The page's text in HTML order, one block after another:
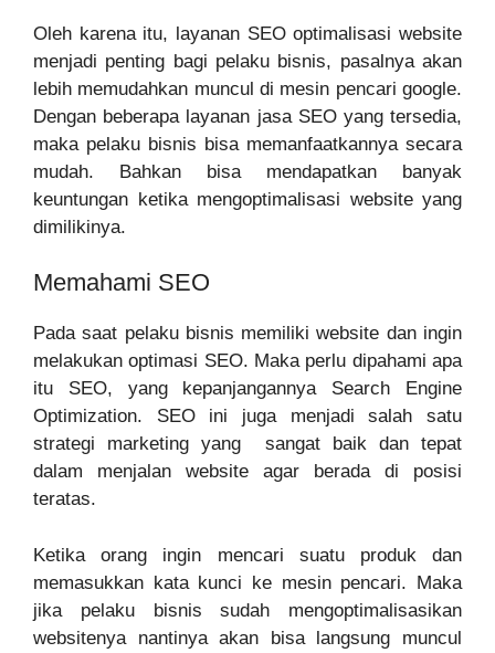
Oleh karena itu, layanan SEO optimalisasi website
menjadi penting bagi pelaku bisnis, pasalnya akan
lebih memudahkan muncul di mesin pencari google.
Dengan beberapa layanan jasa SEO yang tersedia,
maka pelaku bisnis bisa memanfaatkannya secara
mudah. Bahkan bisa mendapatkan banyak
keuntungan ketika mengoptimalisasi website yang
dimilikinya.
Memahami SEO
Pada saat pelaku bisnis memiliki website dan ingin
melakukan optimasi SEO. Maka perlu dipahami apa
itu SEO, yang kepanjangannya Search Engine
Optimization. SEO ini juga menjadi salah satu
strategi marketing yang sangat baik dan tepat
dalam menjalan website agar berada di posisi
teratas.
Ketika orang ingin mencari suatu produk dan
memasukkan kata kunci ke mesin pencari. Maka
jika pelaku bisnis sudah mengoptimalisasikan
websitenya nantinya akan bisa langsung muncul